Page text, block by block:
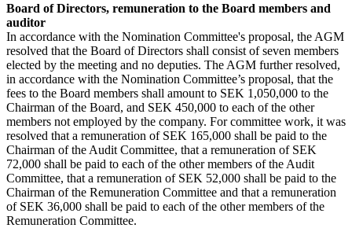
Board of Directors, remuneration to the Board members and
auditor
In accordance with the Nomination Committee's proposal, the AGM
resolved that the Board of Directors shall consist of seven members
elected by the meeting and no deputies. The AGM further resolved,
in accordance with the Nomination Committee’s proposal, that the
fees to the Board members shall amount to SEK 1,050,000 to the
Chairman of the Board, and SEK 450,000 to each of the other
members not employed by the company. For committee work, it was
resolved that a remuneration of SEK 165,000 shall be paid to the
Chairman of the Audit Committee, that a remuneration of SEK
72,000 shall be paid to each of the other members of the Audit
Committee, that a remuneration of SEK 52,000 shall be paid to the
Chairman of the Remuneration Committee and that a remuneration
of SEK 36,000 shall be paid to each of the other members of the
Remuneration Committee.